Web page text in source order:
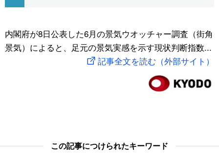
社会
文化
旅と暮らし
動画/Live
Images
暮らし
スポーツ・東京2020
内閣府が8日公表した6月の景気ウオッチャー調査（街角
景気）によると、足元の景気実感を示す現状判断指数...
記事全文を読む（外部サイト）
この記事につけられたキーワード